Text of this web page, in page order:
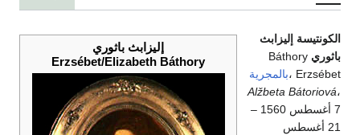
إليزابث باثوري
Erzsébet/Elizabeth Báthory
الكونتيسة إليزابث
باثوري Báthory
Erzsébet ،
بالمجرية
Alžbeta Bátoriová،
7 أغسطس 1560 –
21 أغسطس